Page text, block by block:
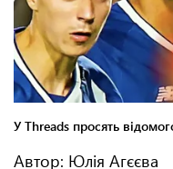
Автор: Юлія Агєєва